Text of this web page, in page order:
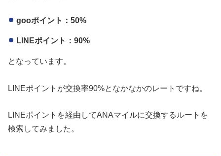
gooポイント：50%
LINEポイント：90%
となっています。
LINEポイントが交換率90%となかなかのレートですね。
LINEポイントを経由してANAマイルに交換するルートを
検索してみました。